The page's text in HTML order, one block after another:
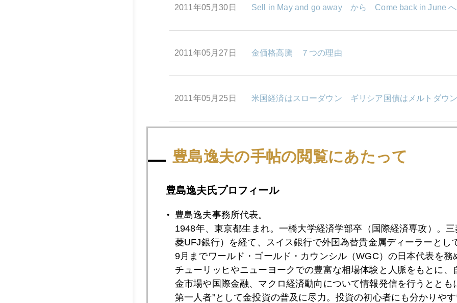
2011年05月30日 Sell in May and go away から Come back in June へ
2011年05月27日 金価格高騰 ７つの理由
2011年05月25日 米国経済はスローダウン ギリシア国債はメルトダウン
2011年05月23日 ギリシア危機最新事情
2011年05月19日 グローバル運用トレンド
2011年05月18日 ソロスの影響ソロリ
豊島逸夫の手帖の閲覧にあたって
豊島逸夫氏プロフィール
豊島逸夫事務所代表。
1948年、東京都生まれ。一橋大学経済学部卒（国際経済専攻）。
菱UFJ銀行）を経て、スイス銀行で外国為替貴金属ディーラーとし
9月までワールド・ゴールド・カウンシル（WGC）の日本代表を務
チューリッヒやニューヨークでの豊富な相場体験と人脈をもとに、
金市場や国際金融、マクロ経済動向について情報発信を行うととも
第一人者”として金投資の普及に尽力。投資の初心者にも分かりや